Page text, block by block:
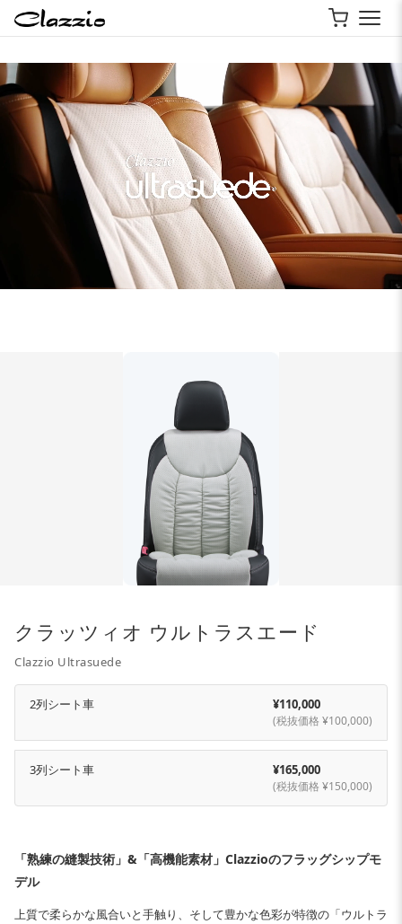
クラッツィオ ウルトラスエード
Clazzio Ultrasuede
2列シート車 ¥110,000
(税抜価格 ¥100,000)
3列シート車 ¥165,000
(税抜価格 ¥150,000)
「熟練の縫製技術」&「高機能素材」Clazzioのフラッグシップモ
デル
上質で柔らかな風合いと手触り、そして豊かな色彩が特徴の「ウルトラ